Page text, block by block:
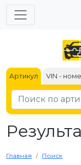
Артикул VIN -
Главная Поиск